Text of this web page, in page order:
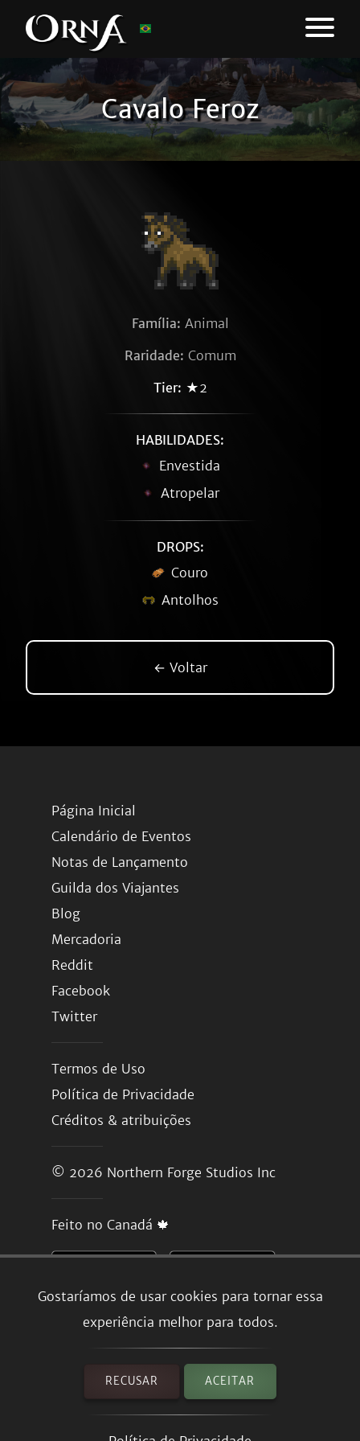
Cavalo Feroz
Gostaríamos de usar cookies para tornar essa
experiência melhor para todos.
RECUSAR ACEITAR
Família: Animal
Raridade: Comum
Tier: ★2
HABILIDADES:
Envestida
Atropelar
DROPS:
Couro
Antolhos
← Voltar
Página Inicial
Calendário de Eventos
Notas de Lançamento
Guilda dos Viajantes
Blog
Mercadoria
Reddit
Facebook
Twitter
Termos de Uso
Política de Privacidade
Créditos & atribuições
© 2026 Northern Forge Studios Inc
Feito no Canadá 🍁